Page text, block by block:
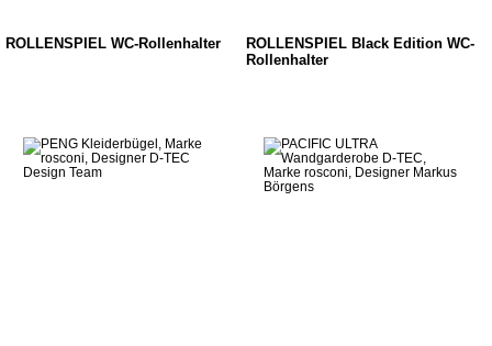
ROLLENSPIEL WC-Rollenhalter
ROLLENSPIEL Black Edition WC-
Rollenhalter